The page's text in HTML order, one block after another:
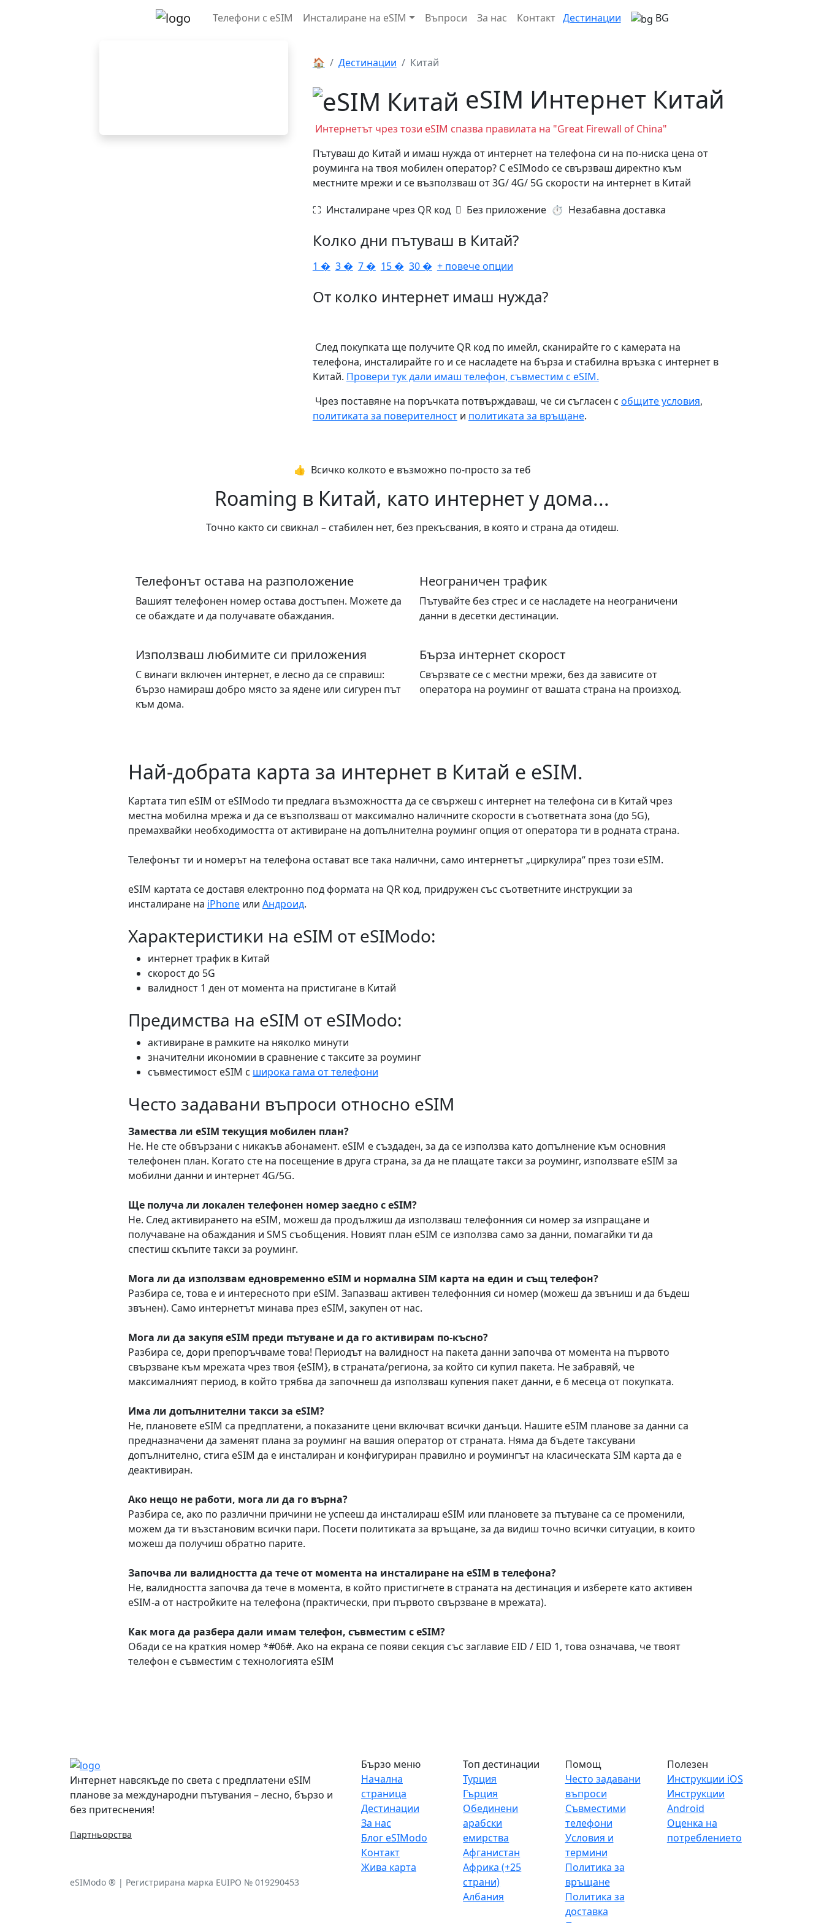
Телефони с eSIM Инсталиране на eSIM Въпроси За нас Контакт Дестинации BG
🏠 Дестинации Китай
eSIM Интернет Китай
Интернетът чрез този eSIM спазва правилата на "Great Firewall of China"
Пътуваш до Китай и имаш нужда от интернет на телефона си на по-ниска цена от
роуминга на твоя мобилен оператор? С eSIModo се свързваш директно към
местните мрежи и се възползваш от 3G/ 4G/ 5G скорости на интернет в Китай
⛶️️ Инсталиране чрез QR код ️ Без приложение ⏱️️ Незабавна доставка
Колко дни пътуваш в Китай?
1 � 3 � 7 � 15 � 30 � + повече опции
От колко интернет имаш нужда?
След покупката ще получите QR код по имейл, сканирайте го с камерата на
телефона, инсталирайте го и се насладете на бърза и стабилна връзка с интернет в
Китай. Провери тук дали имаш телефон, съвместим с eSIM.
Чрез поставяне на поръчката потвърждаваш, че си съгласен с общите условия,
политиката за поверителности политиката за връщане.
👍️ Всичко колкото е възможно по-просто за теб
Roaming в Китай, като интернет у дома...
Точно както си свикнал – стабилен нет, без прекъсвания, в която и страна да отидеш.
Телефонът остава на разположение
Вашият телефонен номер остава достъпен. Можете да
се обаждате и да получавате обаждания.
Неограничен трафик
Пътувайте без стрес и се насладете на неограничени
данни в десетки дестинации.
Използваш любимите си приложения
С винаги включен интернет, е лесно да се справиш:
бързо намираш добро място за ядене или сигурен път
към дома.
Бърза интернет скорост
Свързвате се с местни мрежи, без да зависите от
оператора на роуминг от вашата страна на произход.
Най-добрата карта за интернет в Китай е eSIM.
Картата тип eSIM от eSIModo ти предлага възможността да се свържеш с интернет на телефона си в Китай чрез
местна мобилна мрежа и да се възползваш от максимално наличните скорости в съответната зона (до 5G),
премахвайки необходимостта от активиране на допълнителна роуминг опция от оператора ти в родната страна.
Телефонът ти и номерът на телефона остават все така налични, само интернетът „циркулира“ през този eSIM.
eSIM картата се доставя електронно под формата на QR код, придружен със съответните инструкции за
инсталиране на iPhone или Андроид.
Характеристики на eSIM от eSIModo:
интернет трафик в Китай
скорост до 5G
валидност 1 ден от момента на пристигане в Китай
Предимства на eSIM от eSIModo:
активиране в рамките на няколко минути
значителни икономии в сравнение с таксите за роуминг
съвместимост eSIM с широка гама от телефони
Често задавани въпроси относно eSIM
Замествa ли eSIM текущия мобилен план?
Не. Не сте обвързани с никакъв абонамент. eSIM е създаден, за да се използва като допълнение към основния
телефонен план. Когато сте на посещение в друга страна, за да не плащате такси за роуминг, използвате eSIM за
мобилни данни и интернет 4G/5G.
Ще получа ли локален телефонен номер заедно с eSIM?
Не. След активирането на eSIM, можеш да продължиш да използваш телефонния си номер за изпращане и
получаване на обаждания и SMS съобщения. Новият план eSIM се използва само за данни, помагайки ти да
спестиш скъпите такси за роуминг.
Мога ли да използвам едновременно eSIM и нормална SIM карта на един и същ телефон?
Разбира се, това е и интересното при eSIM. Запазваш активен телефонния си номер (можеш да звъниш и да бъдеш
звънен). Само интернетът минава през eSIM, закупен от нас.
Мога ли да закупя eSIM преди пътуване и да го активирам по-късно?
Разбира се, дори препоръчваме това! Периодът на валидност на пакета данни започва от момента на първото
свързване към мрежата чрез твоя {eSIM}, в страната/региона, за който си купил пакета. Не забравяй, че
максималният период, в който трябва да започнеш да използваш купения пакет данни, е 6 месеца от покупката.
Има ли допълнителни такси за eSIM?
Не, плановете eSIM са предплатени, а показаните цени включват всички данъци. Нашите eSIM планове за данни са
предназначени да заменят плана за роуминг на вашия оператор от страната. Няма да бъдете таксувани
допълнително, стига eSIM да е инсталиран и конфигуриран правилно и роумингът на класическата SIM карта да е
деактивиран.
Ако нещо не работи, мога ли да го върна?
Разбира се, ако по различни причини не успееш да инсталираш eSIM или плановете за пътуване са се променили,
можем да ти възстановим всички пари. Посети политиката за връщане, за да видиш точно всички ситуации, в които
можеш да получиш обратно парите.
Започва ли валидността да тече от момента на инсталиране на eSIM в телефона?
Не, валидността започва да тече в момента, в който пристигнете в страната на дестинация и изберете като активен
eSIM-а от настройките на телефона (практически, при първото свързване в мрежата).
Как мога да разбера дали имам телефон, съвместим с eSIM?
Обади се на краткия номер *#06#. Ако на екрана се появи секция със заглавие EID / EID 1, това означава, че твоят
телефон е съвместим с технологията eSIM
Интернет навсякъде по света с предплатени eSIM
планове за международни пътувания – лесно, бързо и
без притеснения!
Партньорства
eSIModo ® | Регистрирана марка EUIPO № 019290453
Бързо меню
Начална
страница
Дестинации
За нас
Блог eSIModo
Контакт
Жива карта
Топ дестинации
Турция
Гърция
Обединени
арабски
емирства
Афганистан
Африка (+25
страни)
Албания
Помощ
Често задавани
въпроси
Съвместими
телефони
Условия и
термини
Политика за
връщане
Политика за
доставка
Полезен
Инструкции iOS
Инструкции
Android
Оценка на
потреблението